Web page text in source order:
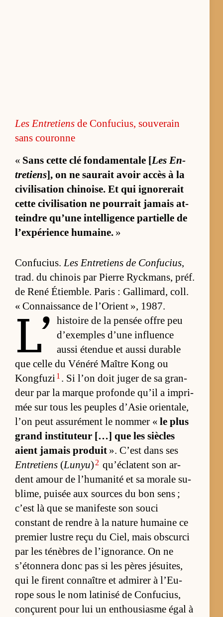
Les En­tre­tiens de Confucius, souverain
sans couronne
« Sans cette clé fon­da­men­tale [Les En­
tre­tiens], on ne sau­rait avoir ac­cès à la
ci­vi­li­sa­tion chi­noise. Et qui igno­re­rait
cette ci­vi­li­sa­tion ne pour­rait ja­mais at­
teindre qu’une in­tel­li­gence par­tielle de
l’ex­pé­rience hu­maine. »
Confu­cius.Les En­tre­tiens de Confu­cius,
trad. du chi­nois par Pierre Ry­ck­mans, préf.
de René Étiemble. Pa­ris : Gal­li­mard, coll.
« Connais­sance de l’Orient », 1987.
L’ ­his­toire de la pen­sée offre peu
d’exemples d’une in­fluence
aussi éten­due et aussi du­rable
que celle du Vé­néré Maître Kong ou
Kong­fuzi1 . Si l’on doit ju­ger de sa gran­
deur par la marque pro­fonde qu’il a im­pri­
mée sur tous les peuples d’Asie orien­ta­le,
l’on peut as­su­ré­ment le nom­mer « le plus
grand ins­ti­tu­teur […] que les siècles
aient ja­mais pro­duit ». C’est dans ses
Entretiens (Lunyu) 2 qu’éclatent son ar­
dent amour de l’­hu­ma­nité et sa mo­rale su­
bli­me, pui­sée aux sources du bon sens ;
c’est là que se ma­ni­feste son souci
constant de rendre à la na­ture hu­maine ce
pre­mier lustre reçu du Ciel, mais obs­curci
par les té­nèbres de l’igno­rance. On ne
s’éton­nera donc pas si les pères jé­sui­tes,
qui le firent connaître et ad­mi­rer à l’Eu­
rope sous le nom la­ti­nisé de Confu­cius,
conçurent pour lui un en­thou­siasme égal à